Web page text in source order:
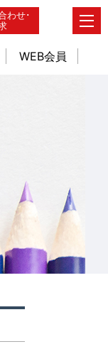
わせ･
WEB会員